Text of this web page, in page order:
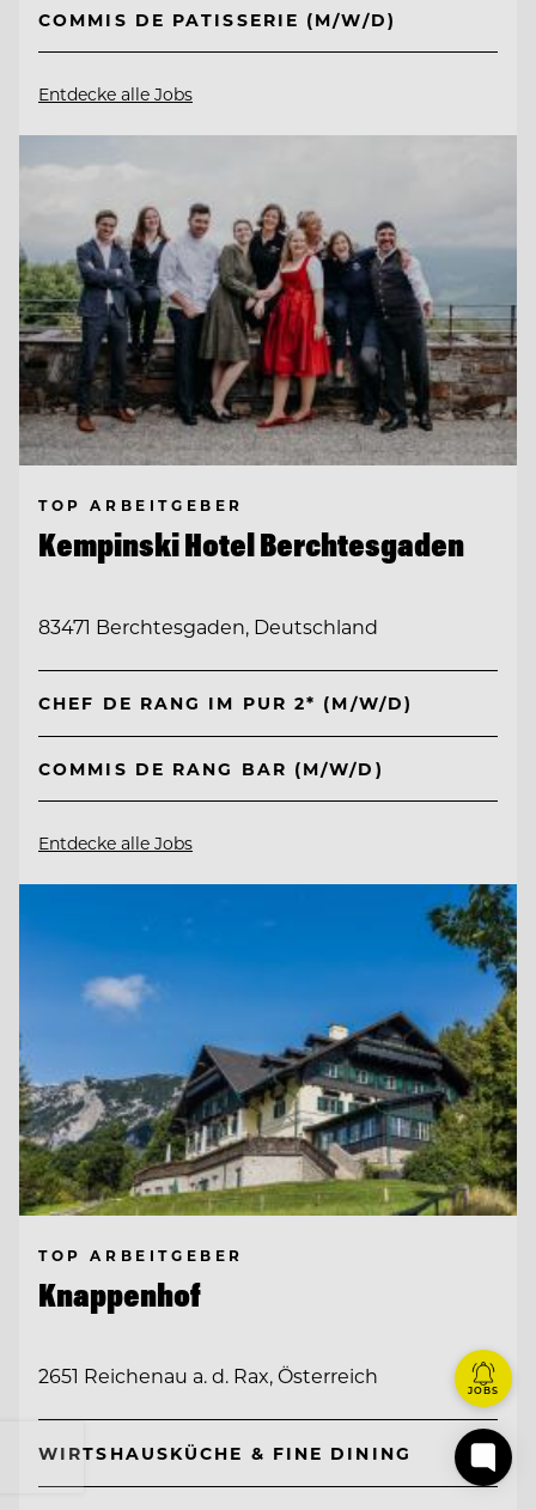
COMMIS DE PATISSERIE (M/W/D)
Entdecke alle Jobs
TOP ARBEITGEBER
Kempinski Hotel Berchtesgaden
83471 Berchtesgaden, Deutschland
CHEF DE RANG IM PUR 2* (M/W/D)
COMMIS DE RANG BAR (M/W/D)
Entdecke alle Jobs
TOP ARBEITGEBER
Knappenhof
2651 Reichenau a. d. Rax, Österreich
WIRTSHAUSKÜCHE & FINE DINING
JOBS